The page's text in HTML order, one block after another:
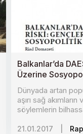
Balkanlar’da
Üzerine
Dünyada artan
aşırı sağ
söylemlerin
21.01.2017